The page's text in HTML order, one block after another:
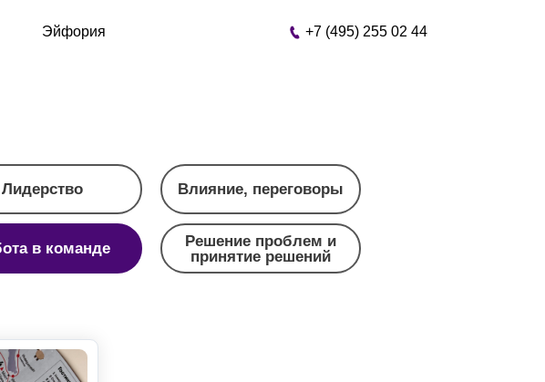
+7 (495) 255 02 44
Эйфория
в команде
Лидерство
Решение проблем и
принятие решений
Влияние, переговоры